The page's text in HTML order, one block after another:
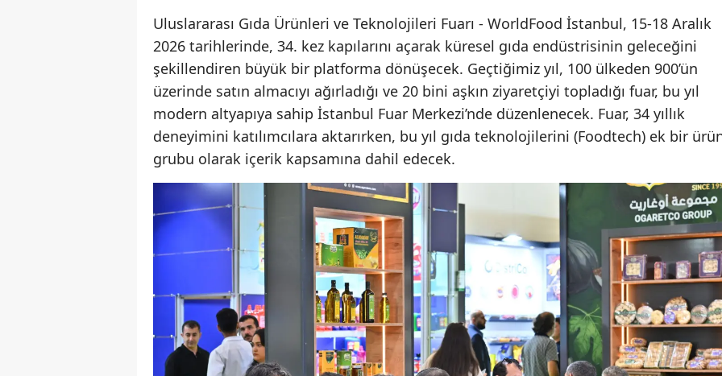
Uluslararası Gıda Ürünleri ve Teknolojileri Fuarı - WorldFood İstanbul, 15-18 Aralık
2026 tarihlerinde, 34. kez kapılarını açarak küresel gıda endüstrisinin geleceğini
şekillendiren büyük bir platforma dönüşecek. Geçtiğimiz yıl, 100 ülkeden 900’ün
üzerinde satın almacıyı ağırladığı ve 20 bini aşkın ziyaretçiyi topladığı fuar, bu yıl
modern altyapıya sahip İstanbul Fuar Merkezi’nde düzenlenecek. Fuar, 34 yıllık
deneyimini katılımcılara aktarırken, bu yıl gıda teknolojilerini (Foodtech) ek bir
grubu olarak içerik kapsamına dahil edecek.